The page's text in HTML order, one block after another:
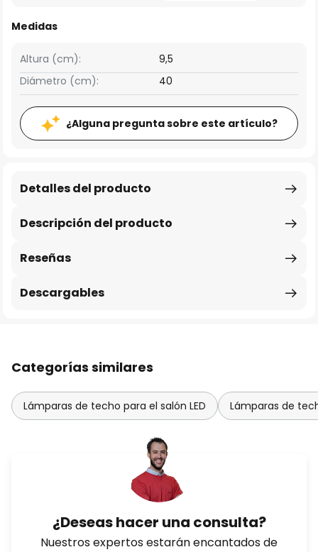
Medidas
Altura (cm):
9,5
Diámetro (cm):
40
¿Alguna pregunta sobre este artículo?
Descripción del producto
Detalles del producto
Reseñas
Descargables
Categorías similares
Lámparas de techo para el salón LED Lámparas de
¿Deseas hacer una consulta?
Nuestros expertos estarán encantados de